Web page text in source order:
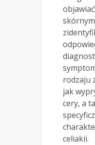
rodzaju
jak
cery, a
celiakii.